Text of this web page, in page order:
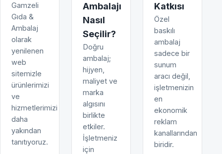
Gamzeli
Gıda &
Ambalaj
olarak
yenilenen
web
sitemizle
ürünlerimizi
ve
hizmetlerimizi
daha
yakından
tanıtıyoruz.
Ambalajı
Nasıl
Seçilir?
Doğru
ambalaj;
hijyen,
maliyet ve
marka
algısını
birlikte
etkiler.
İşletmeniz
için
Katkısı
Özel
baskılı
ambalaj
sadece bir
sunum
aracı değil,
işletmenizin
en
ekonomik
reklam
kanallarından
biridir.